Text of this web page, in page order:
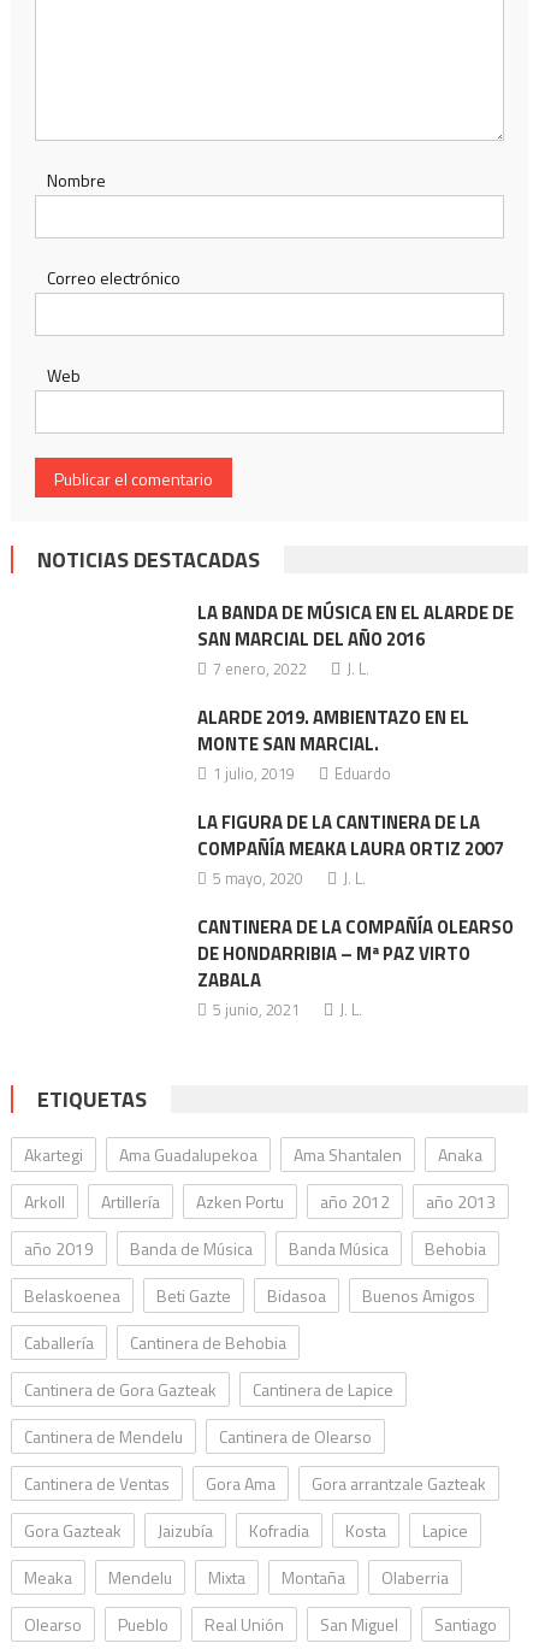
Nombre
Correo electrónico
Web
NOTICIAS DESTACADAS
LA BANDA DE MÚSICA EN EL ALARDE DE
SAN MARCIAL DEL AÑO 2016
7 enero, 2022 J. L.
ALARDE 2019. AMBIENTAZO EN EL
MONTE SAN MARCIAL.
1 julio, 2019 Eduardo
LA FIGURA DE LA CANTINERA DE LA
COMPAÑÍA MEAKA LAURA ORTIZ 2007
5 mayo, 2020 J. L.
CANTINERA DE LA COMPAÑÍA OLEARSO
DE HONDARRIBIA – Mª PAZ VIRTO
ZABALA
5 junio, 2021 J. L.
ETIQUETAS
Akartegi Ama Guadalupekoa Ama Shantalen
Anaka
Arkoll
Artillería Azken Portu año 2012
año 2013
año 2019
Banda de Música Banda Música
Behobia
Belaskoenea
Beti Gazte Bidasoa
Buenos Amigos
Caballería
Cantinera de Behobia
Cantinera de Gora Gazteak
Cantinera de Lapice
Cantinera de Mendelu
Cantinera de Olearso
Cantinera de Ventas
Gora Ama
Gora arrantzale Gazteak
Gora Gazteak
Jaizubía Kofradia Kosta
Lapice
Meaka
Mendelu Mixta Montaña
Olaberria
Olearso
Pueblo Real Unión San Miguel Santiago